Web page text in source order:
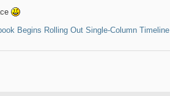
Begins Rolling Out Single-Column Timeline